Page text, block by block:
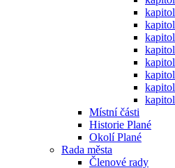
Místní části
Historie Plané
Okolí Plané
Rada města
Členové rady